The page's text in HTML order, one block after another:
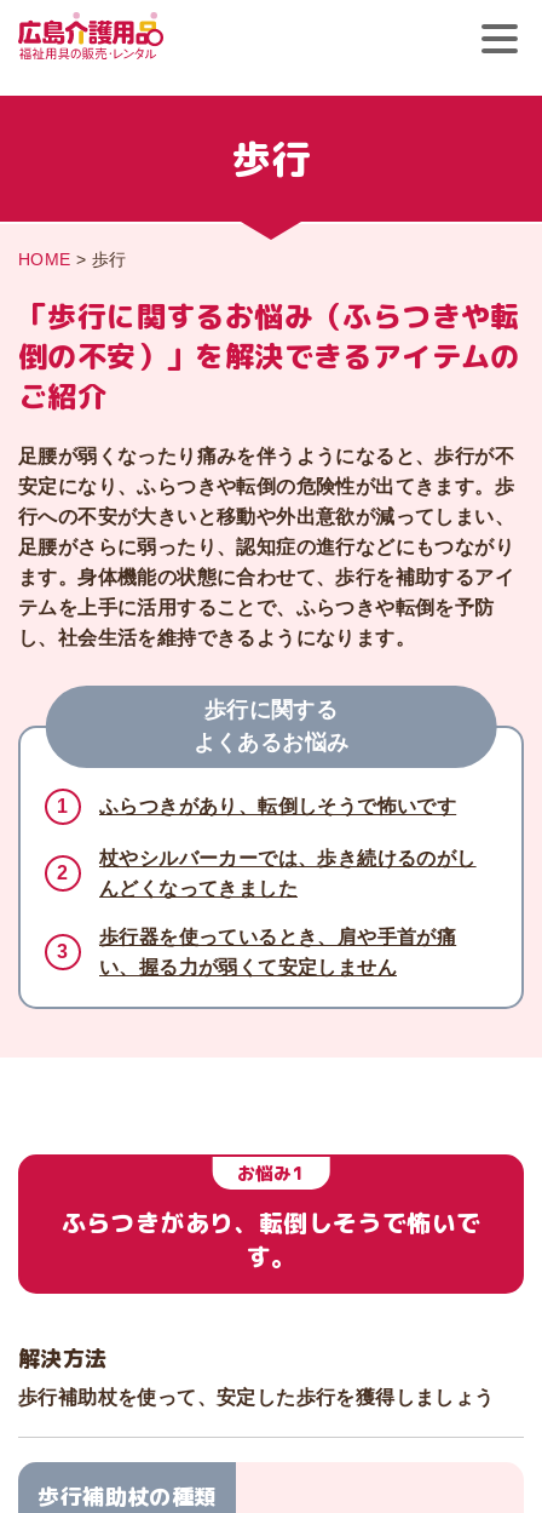
歩行
HOME > 歩行
「歩行に関するお悩み（ふらつきや転
倒の不安）」を解決できるアイテムの
ご紹介
足腰が弱くなったり痛みを伴うようになると、歩行が不
安定になり、ふらつきや転倒の危険性が出てきます。歩
行への不安が大きいと移動や外出意欲が減ってしまい、
足腰がさらに弱ったり、認知症の進行などにもつながり
ます。身体機能の状態に合わせて、歩行を補助するアイ
テムを上手に活用することで、ふらつきや転倒を予防
し、社会生活を維持できるようになります。
歩行に関する
よくあるお悩み
1 ふらつきがあり、転倒しそうで怖いです
2
杖やシルバーカーでは、歩き続けるのがし
んどくなってきました
3
歩行器を使っているとき、肩や手首が痛
い、握る力が弱くて安定しません
お悩み1
ふらつきがあり、転倒しそうで怖いで
す。
解決方法
歩行補助杖を使って、安定した歩行を獲得しましょう
歩行補助杖の種類